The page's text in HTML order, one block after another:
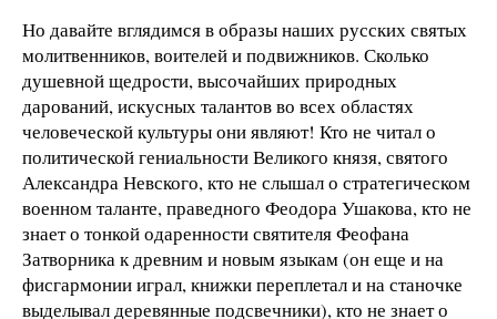
Но давайте вглядимся в образы наших русских святых
молитвенников, воителей и подвижников. Сколько
душевной щедрости, высочайших природных
дарований, искусных талантов во всех областях
человеческой культуры они являют! Кто не читал о
политической гениальности Великого князя, святого
Александра Невского, кто не слышал о стратегическом
военном таланте, праведного Феодора Ушакова, кто не
знает о тонкой одаренности святителя Феофана
Затворника к древним и новым языкам (он еще и на
фисгармонии играл, книжки переплетал и на станочке
выделывал деревянные подсвечники), кто не знает о